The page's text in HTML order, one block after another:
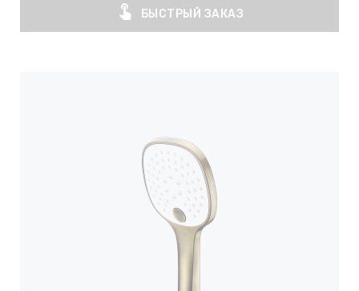
touch_app БЫСТРЫЙ ЗАКАЗ